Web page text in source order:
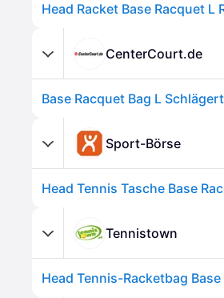
Head Racket Base Racquet L
CenterCourt.de
Base Racquet Bag L
Sport-Börse
Head Tennis Tasche Base
Tennistown